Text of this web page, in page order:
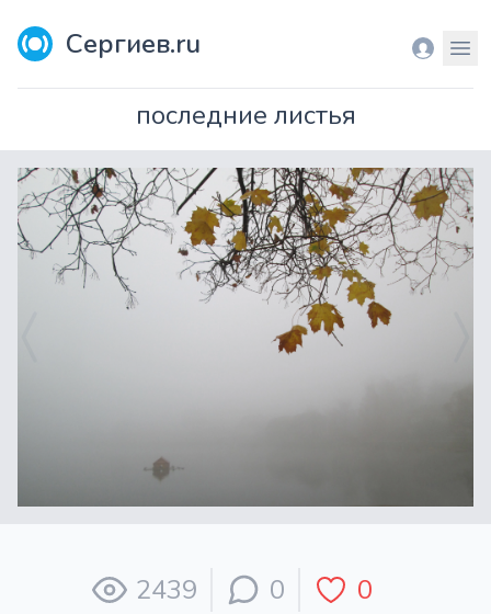
Сергиев.ru Вход
последние листья
2439 0 0